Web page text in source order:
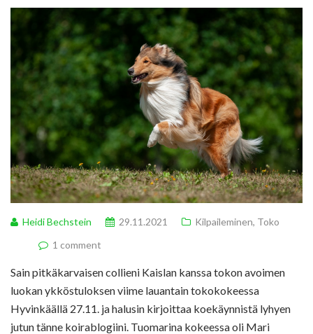
Heidi Bechstein 29.11.2021 Kilpaileminen, Toko
1 comment
Sain pitkäkarvaisen collieni Kaislan kanssa tokon avoimen
luokan ykköstuloksen viime lauantain tokokokeessa
Hyvinkäällä 27.11. ja halusin kirjoittaa koekäynnistä lyhyen
jutun tänne koirablogiini. Tuomarina kokeessa oli Mari